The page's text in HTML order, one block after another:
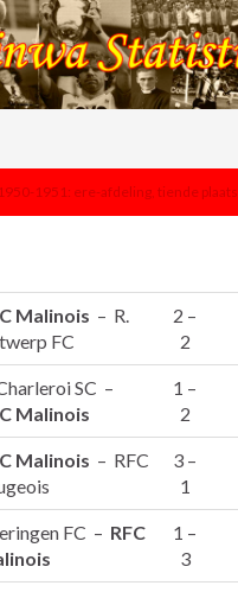
1951: ere-afdeling, tiende plaats
Malinois – R.
FC
2 –
2
SC –
Malinois
1 –
2
Malinois – RFC
3 –
1
FC – RFC
1 –
3